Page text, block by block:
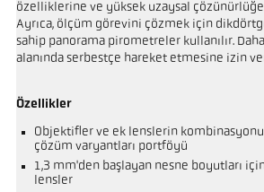
özelliklerine ve yüksek uzaysal çözünürlüğe
Ayrıca, ölçüm görevini çözmek için
sahip panorama pirometreler kullanılır.
alanında serbestçe hareket etmesine izin
Özellikler
Objektifler ve ek lenslerin
çözüm varyantları portföyü
1,3 mm'den başlayan nesne boyutları
lensler